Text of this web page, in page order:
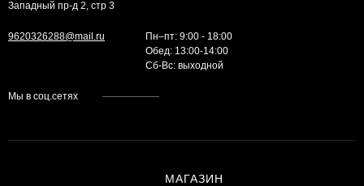
Западный пр-д 2, стр 3
9620326288@mail.ru
Пн–пт: 9:00 - 18:00
Обед: 13:00-14:00
Cб-Вс: выходной
Мы в соц.сетях
МАГАЗИН